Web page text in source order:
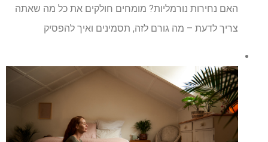
האם נחירות נורמליות? מומחים חולקים את כל מה שאתה
צריך לדעת – מה גורם לזה, תסמינים ואיך להפסיק